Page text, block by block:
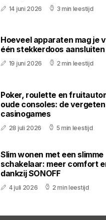
14 juni 2026 3 min leestijd
Hoeveel apparaten mag je
één stekkerdoos aansluiten
19 juni 2026 2 min leestijd
Poker, roulette en
oude consoles: de vergeten
casinogames
28 juli 2026 5 min leestijd
Slim wonen met een slimme
schakelaar: meer comfort
dankzij SONOFF
4 juli 2026 2 min leestijd